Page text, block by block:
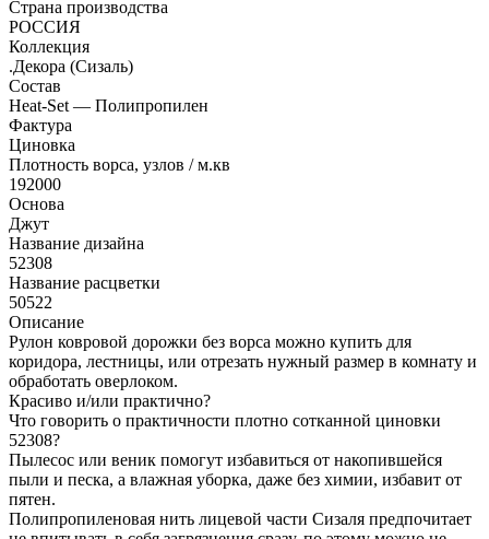
Страна производства
РОССИЯ
Коллекция
.Декора (Сизаль)
Состав
Heat-Set — Полипропилен
Фактура
Циновка
Плотность ворса, узлов / м.кв
192000
Основа
Джут
Название дизайна
52308
Название расцветки
50522
Описание
Рулон ковровой дорожки без ворса можно купить для
коридора, лестницы, или отрезать нужный размер в комнату и
обработать оверлоком.
Красиво и/или практично?
Что говорить о практичности плотно сотканной циновки
52308?
Пылесос или веник помогут избавиться от накопившейся
пыли и песка, а влажная уборка, даже без химии, избавит от
пятен.
Полипропиленовая нить лицевой части Сизаля предпочитает